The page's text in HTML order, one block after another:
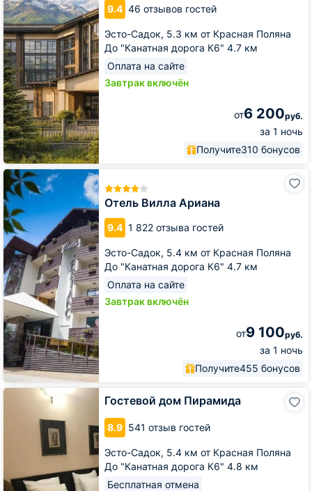
9.4 46 отзывов гостей
Эсто-Садок, 5.3 км от Красная Поляна
До "Канатная дорога К6" 4.7 км
Оплата на сайте
Завтрак включён
от6 200руб.
за 1 ночь
Получите310 бонусов
Provence
Отель Вилла Ариана
9.4 1 822 отзыва гостей
Эсто-Садок, 5.4 км от Красная Поляна
До "Канатная дорога К6" 4.7 км
Оплата на сайте
Завтрак включён
от9 100руб.
за 1 ночь
Получите455 бонусов
Отель
Вилла
Ариана
Гостевой дом Пирамида
8.9 541 отзыв гостей
Эсто-Садок, 5.4 км от Красная Поляна
До "Канатная дорога К6" 4.8 км
Бесплатная отмена
Гостевой
Пирамида